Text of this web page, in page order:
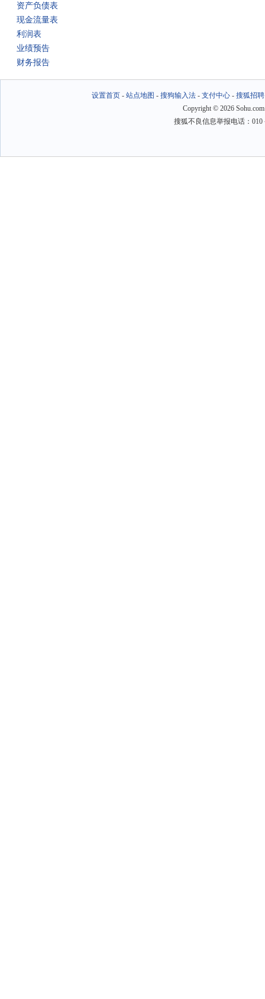
资产负债表
现金流量表
利润表
业绩预告
财务报告
设置首页- 站点地图 - 搜狗输入法- 支付中心- 搜狐招聘
Copyright © 2026
搜狐不良信息举报电话：010